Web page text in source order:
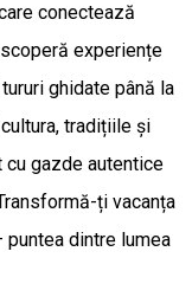
conectează
experiențe
ghidate până la
tradițiile și
cu gazde autentice
ți vacanța
puntea dintre lumea